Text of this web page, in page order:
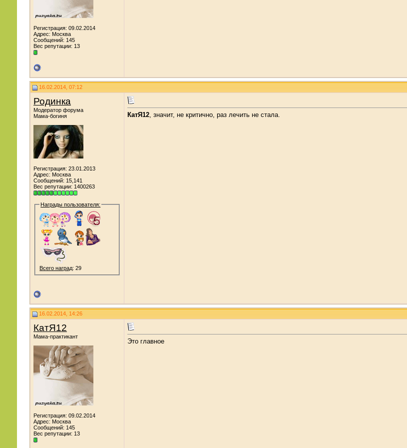
Регистрация: 09.02.2014
Адрес: Москва
Сообщений: 145
Вес репутации: 13
16.02.2014, 07:12
Родинка
Модератор форума
Мама-богиня
Регистрация: 23.01.2013
Адрес: Москва
Сообщений: 15,141
Вес репутации: 1400263
Награды пользователя:
Всего наград: 29
КатЯ12, значит, не критично, раз лечить не стала.
16.02.2014, 14:26
КатЯ12
Мама-практикант
Регистрация: 09.02.2014
Адрес: Москва
Сообщений: 145
Вес репутации: 13
Это главное